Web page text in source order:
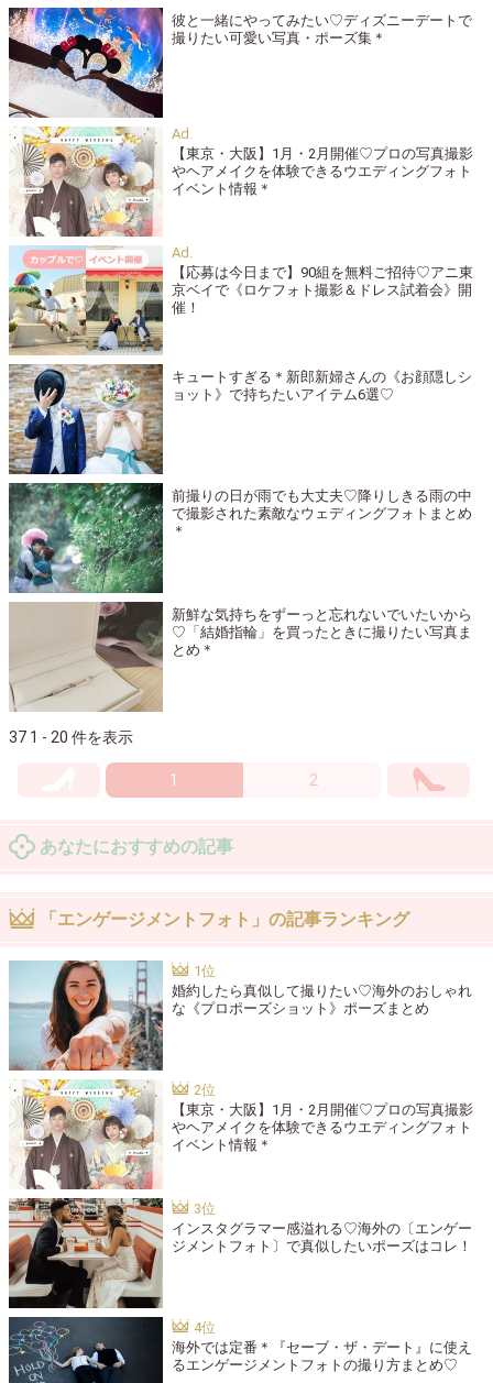
彼と一緒にやってみたい♡ディズニーデートで
撮りたい可愛い写真・ポーズ集＊
【東京・大阪】1月・2月開催♡プロの写真撮影
やヘアメイクを体験できるウエディングフォト
イベント情報＊
【応募は今日まで】90組を無料ご招待♡アニ東
京ベイで《ロケフォト撮影＆ドレス試着会》開
催！
キュートすぎる＊新郎新婦さんの《お顔隠しシ
ョット》で持ちたいアイテム6選♡
前撮りの日が雨でも大丈夫♡降りしきる雨の中
で撮影された素敵なウェディングフォトまとめ
＊
新鮮な気持ちをずーっと忘れないでいたいから
♡「結婚指輪」を買ったときに撮りたい写真ま
とめ＊
37 1 - 20 件を表示
1 2
あなたにおすすめの記事
「エンゲージメントフォト」の記事ランキング
婚約したら真似して撮りたい♡海外のおしゃれ
な《プロポーズショット》ポーズまとめ
【東京・大阪】1月・2月開催♡プロの写真撮影
やヘアメイクを体験できるウエディングフォト
イベント情報＊
インスタグラマー感溢れる♡海外の〔エンゲー
ジメントフォト〕で真似したいポーズはコレ！
海外では定番＊『セーブ・ザ・デート』に使え
るエンゲージメントフォトの撮り方まとめ♡